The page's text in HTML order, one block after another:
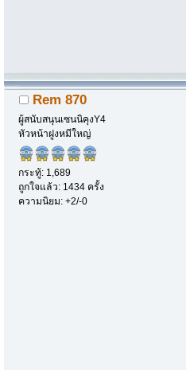
Rem 870
ผู้สนับสนุนเซนนิคุงY4
หัวหน้าฝูงหมีใหญ่
กระทู้: 1,689
ถูกใจแล้ว: 1434 ครั้ง
ความนิยม: +2/-0